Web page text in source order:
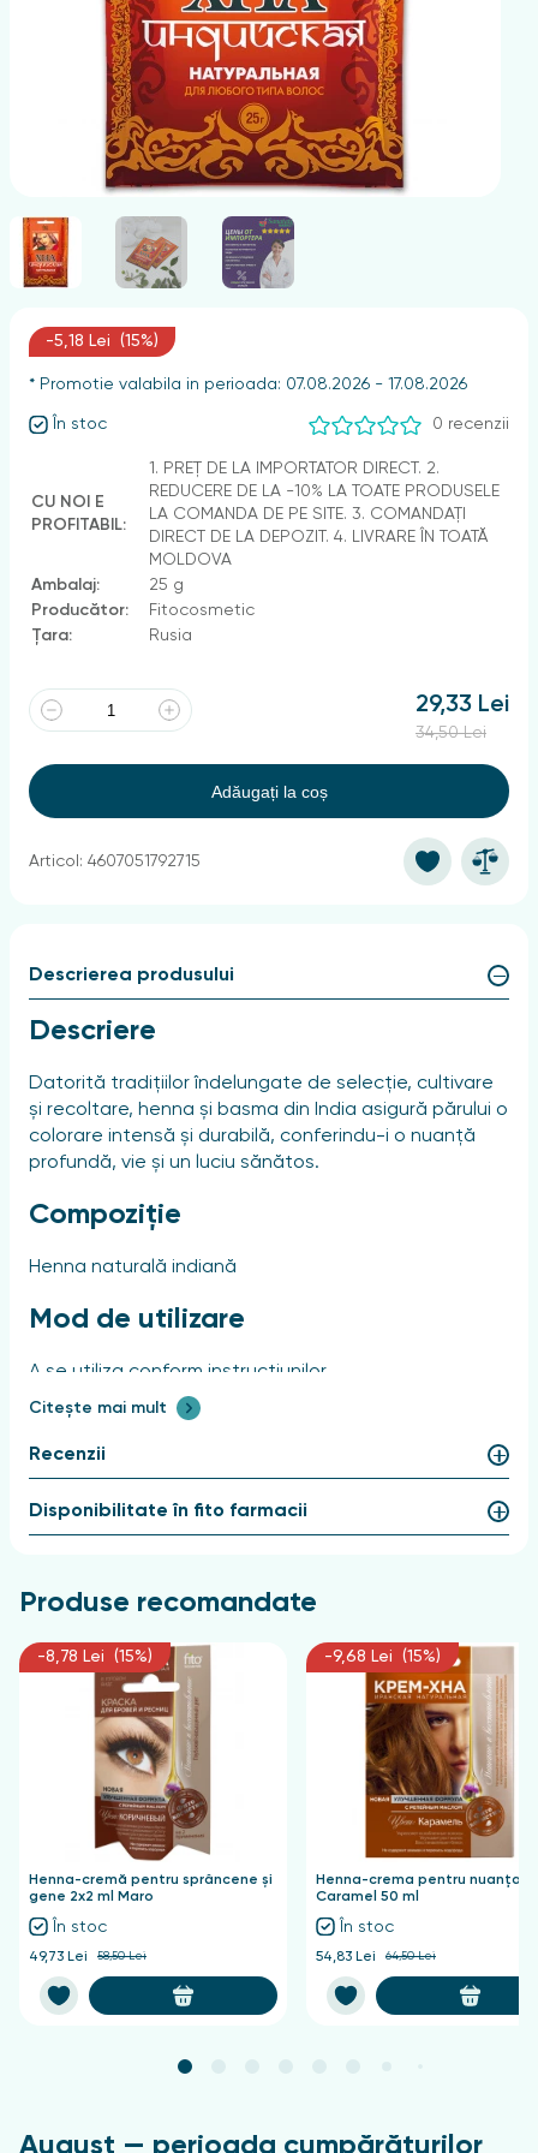
-5,18 Lei (15%)
* Promotie valabila in perioada: 07.08.2026 - 17.08.2026
În stoc 0 recenzii
CU NOI E
PROFITABIL:
1. PREȚ DE LA IMPORTATOR DIRECT. 2.
REDUCERE DE LA -10% LA TOATE PRODUSELE
LA COMANDA DE PE SITE. 3. COMANDAȚI
DIRECT DE LA DEPOZIT. 4. LIVRARE ÎN TOATĂ
MOLDOVA
Ambalaj:
25 g
Producător:
Fitocosmetic
Țara:
Rusia
29,33 Lei
34,50 Lei
Adăugați la coș
Articol: 4607051792715
Descrierea produsului
Descriere
Datorită tradițiilor îndelungate de selecție, cultivare
și recoltare, henna și basma din India asigură părului o
colorare intensă și durabilă, conferindu-i o nuanță
profundă, vie și un luciu sănătos.
Compoziție
Henna naturală indiană
Mod de utilizare
A se utiliza conform instrucțiunilor.
Instrucțiuni speciale
Măsuri de precauție: Numai pentru uz extern. În cazul
contactului cu ochii, clătiți-i bine cu apă.
Condiții de depozitare: A se păstra la o temperatură
copiilor.
Citește mai mult
Recenzii
Disponibilitate în fito farmacii
Produse recomandate
-8,78 Lei (15%)
Henna-cremă pentru sprâncene și
gene 2x2 ml Maro
În stoc
49,73 Lei 58,50 Lei
-9,68 Lei (15%)
Henna-crema pentru nuanțare
Caramel 50 ml
În stoc
54,83 Lei 64,50 Lei
August — perioada cumpărăturilor